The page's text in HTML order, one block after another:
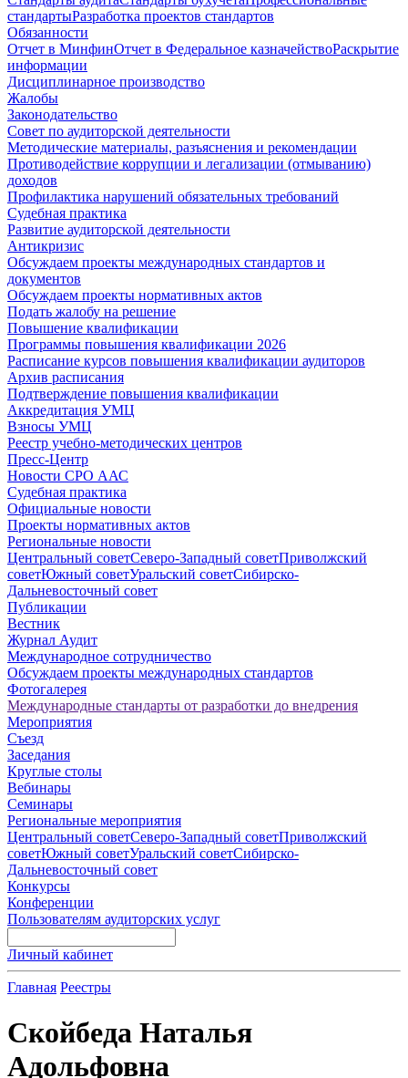
стандартыРазработка проектов стандартов
Обязанности
Отчет в МинфинОтчет в Федеральное казначействоРаскрытие
информации
Дисциплинарное производство
Жалобы
Законодательство
Совет по аудиторской деятельности
Методические материалы, разъяснения и рекомендации
Противодействие коррупции и легализации (отмыванию)
доходов
Профилактика нарушений обязательных требований
Судебная практика
Развитие аудиторской деятельности
Антикризис
Обсуждаем проекты международных стандартов и
документов
Обсуждаем проекты нормативных актов
Подать жалобу на решение
Повышение квалификации
Программы повышения квалификации 2026
Расписание курсов повышения квалификации аудиторов
Архив расписания
Подтверждение повышения квалификации
Аккредитация УМЦ
Взносы УМЦ
Реестр учебно-методических центров
Пресс-Центр
Новости СРО ААС
Судебная практика
Официальные новости
Проекты нормативных актов
Региональные новости
Центральный советСеверо-Западный советПриволжский
советЮжный советУральский советСибирско-
Дальневосточный совет
Публикации
Вестник
Журнал Аудит
Международное сотрудничество
Обсуждаем проекты международных стандартов
Фотогалерея
Международные стандарты от разработки до внедрения
Мероприятия
Съезд
Заседания
Круглые столы
Вебинары
Семинары
Региональные мероприятия
Центральный советСеверо-Западный советПриволжский
советЮжный советУральский советСибирско-
Дальневосточный совет
Конкурсы
Конференции
Пользователям аудиторских услуг
Личный кабинет
Главная Реестры
Скойбеда Наталья
Адольфовна